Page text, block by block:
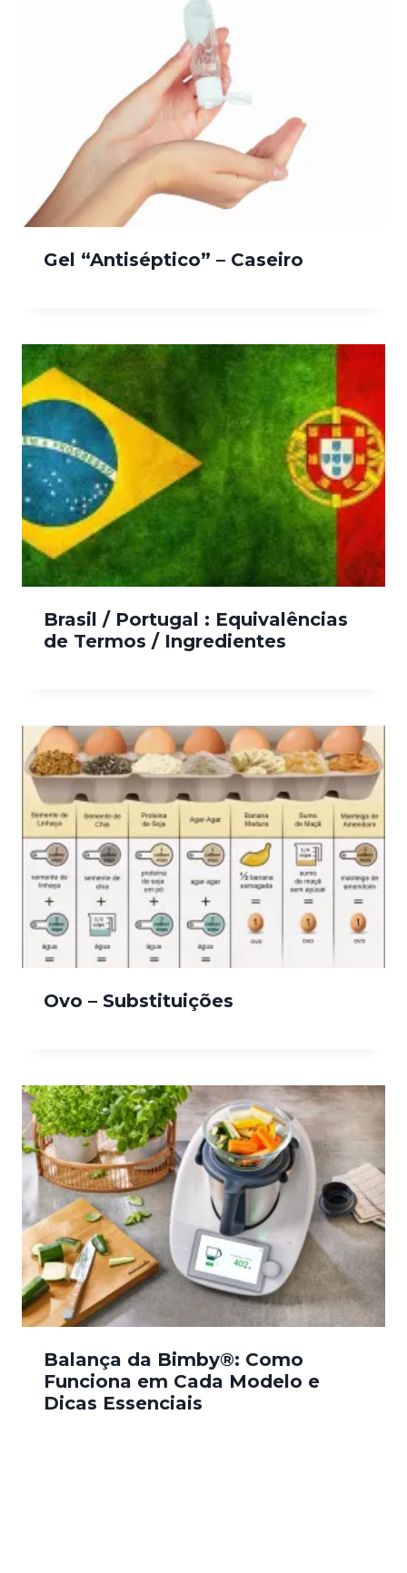
Gel “Antiséptico” – Caseiro
Brasil / Portugal : Equivalências
de Termos / Ingredientes
Ovo – Substituições
Balança da Bimby®: Como
Funciona em Cada Modelo e
Dicas Essenciais